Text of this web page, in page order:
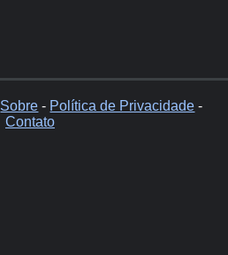
Sobre - Política de Privacidade -
Contato